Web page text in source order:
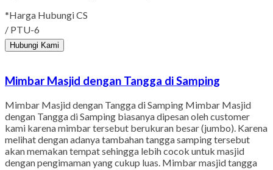
*Harga Hubungi CS
/ PTU-6
Hubungi Kami
Mimbar Masjid dengan Tangga di Samping
Mimbar Masjid dengan Tangga di Samping Mimbar Masjid
dengan Tangga di Samping biasanya dipesan oleh customer
kami karena mimbar tersebut berukuran besar (jumbo). Karena
melihat dengan adanya tambahan tangga samping tersebut
akan memakan tempat sehingga lebih cocok untuk masjid
dengan pengimaman yang cukup luas. Mimbar masjid tangga